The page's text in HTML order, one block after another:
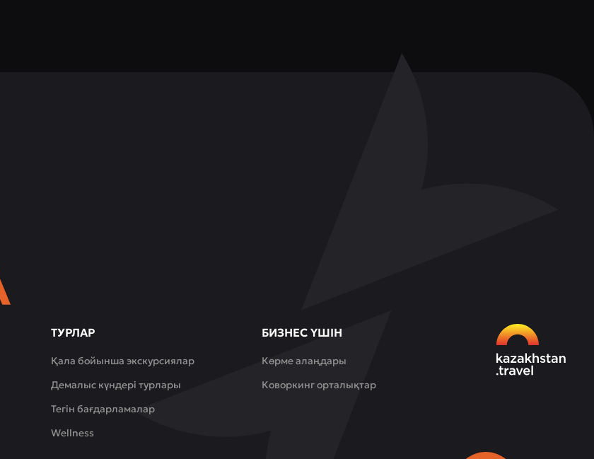
ТУРЛАР
Қала бойынша экскурсиялар
Демалыс күндері турлары
Тегін бағдарламалар
Wellness
БИЗНЕС ҮШІН
Көрме алаңдары
Коворкинг орталықтар